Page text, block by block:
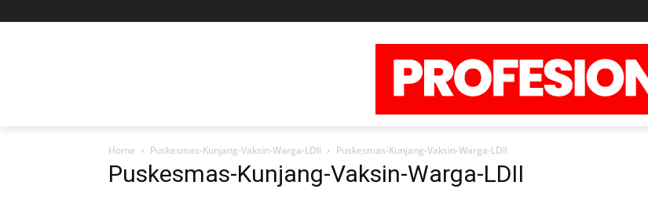
Home Puskesmas-Kunjang-Vaksin-Warga-LDII Puskesmas-Kunjang-Vaksin-Warga-LDII
Puskesmas-Kunjang-Vaksin-Warga-LDII